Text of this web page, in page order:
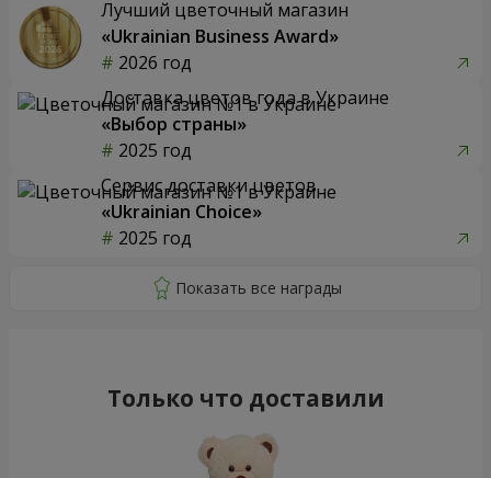
Лучший цветочный магазин
«Ukrainian Business Award»
2026 год
Доставка цветов года в Украине
«Выбор страны»
2025 год
Сервис доставки цветов
«Ukrainian Choice»
2025 год
Только что доставили